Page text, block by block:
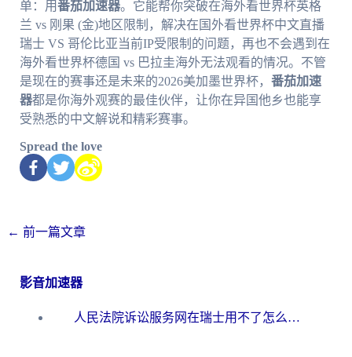
单：用番茄加速器。它能帮你突破在海外看世界杯英格
兰 vs 刚果 (金)地区限制，解决在国外看世界杯中文直播
瑞士 VS 哥伦比亚当前IP受限制的问题，再也不会遇到在
海外看世界杯德国 vs 巴拉圭海外无法观看的情况。不管
是现在的赛事还是未来的2026美加墨世界杯， 番茄加速
器都是你海外观赛的最佳伙伴，让你在异国他乡也能享
受熟悉的中文解说和精彩赛事。
Spread the love
← 前一篇文章
影音加速器
人民法院诉讼服务网在瑞士用不了怎么办？海外华人必备的回国加速指南